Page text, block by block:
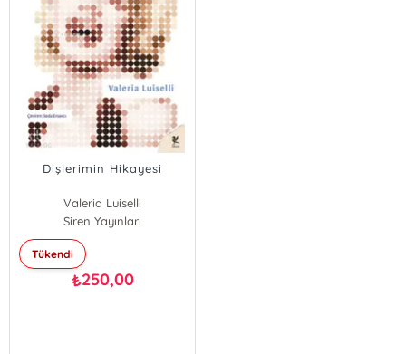
Dişlerimin Hikayesi
Valeria Luiselli
Siren Yayınları
Tükendi
₺250,00